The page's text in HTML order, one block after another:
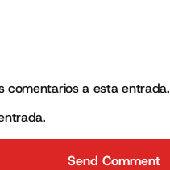
comentarios a esta entrada.
Send Comment